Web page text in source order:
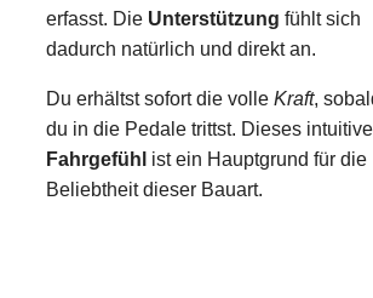
erfasst. Die Unterstützung fühlt sich
dadurch natürlich und direkt an.
Du erhältst sofort die volle Kraft,
du in die Pedale trittst. Dieses intuitive
Fahrgefühl ist ein Hauptgrund für die
Beliebtheit dieser Bauart.